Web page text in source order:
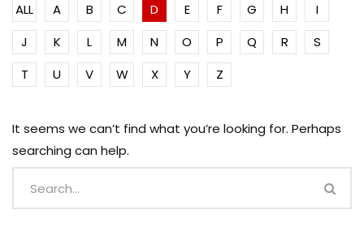
ALL A B C D E F G H
I
J
K L M N O P Q R
S
T
U V W X Y Z
It seems we can’t find what you’re looking for. Perhaps
searching can help.